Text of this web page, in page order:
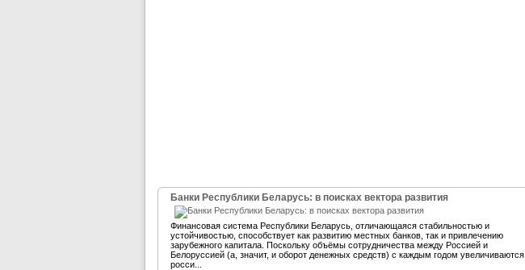
Банки Республики Беларусь: в поисках вектора развития
Финансовая система Республики Беларусь, отличающаяся стабильностью и
устойчивостью, способствует как развитию местных банков, так и привлечению
зарубежного капитала. Поскольку объёмы сотрудничества между Россией и
Белоруссией (а, значит, и оборот денежных средств) с каждым годом увеличиваются,
росси...